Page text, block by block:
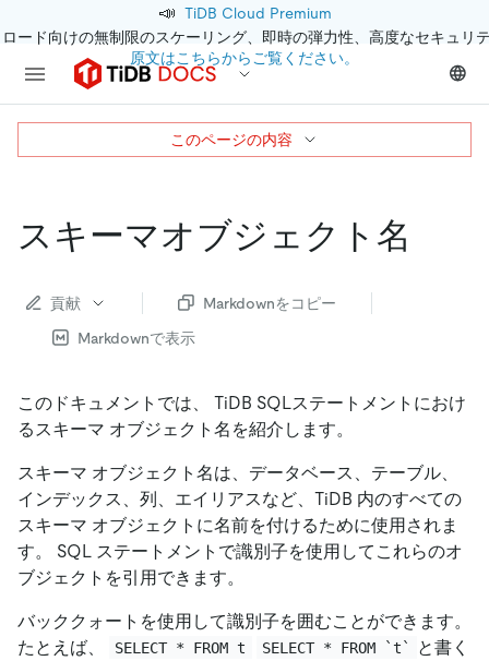
📣 TiDB Cloud Premium
ード向けの無制限のスケーリング、即時の弾力性、高度なセキュリ
原文はこちらからご覧ください。
スキーマオブジェクト名
貢献
Markdownをコピー
Markdownで表示
このドキュメントでは、 TiDB SQLステートメントにおけ
るスキーマ オブジェクト名を紹介します。
スキーマ オブジェクト名は、データベース、テーブル、
インデックス、列、エイリアスなど、TiDB 内のすべての
スキーマ オブジェクトに名前を付けるために使用されま
す。 SQL ステートメントで識別子を使用してこれらのオ
ブジェクトを引用できます。
バッククォートを使用して識別子を囲むことができます。
たとえば、
SELECT * FROM t SELECT * FROM `t`
と書く
このページの内容